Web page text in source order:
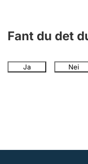
Fant du det
Ja Nei